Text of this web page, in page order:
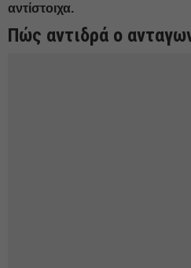
αντίστοιχα.
Πώς αντιδρά ο